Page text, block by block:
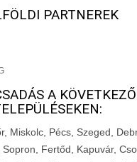
PARTNEREK
A KÖVETKEZŐ
Miskolc, Pécs, Szeged,
Fertőd, Kapuvár,